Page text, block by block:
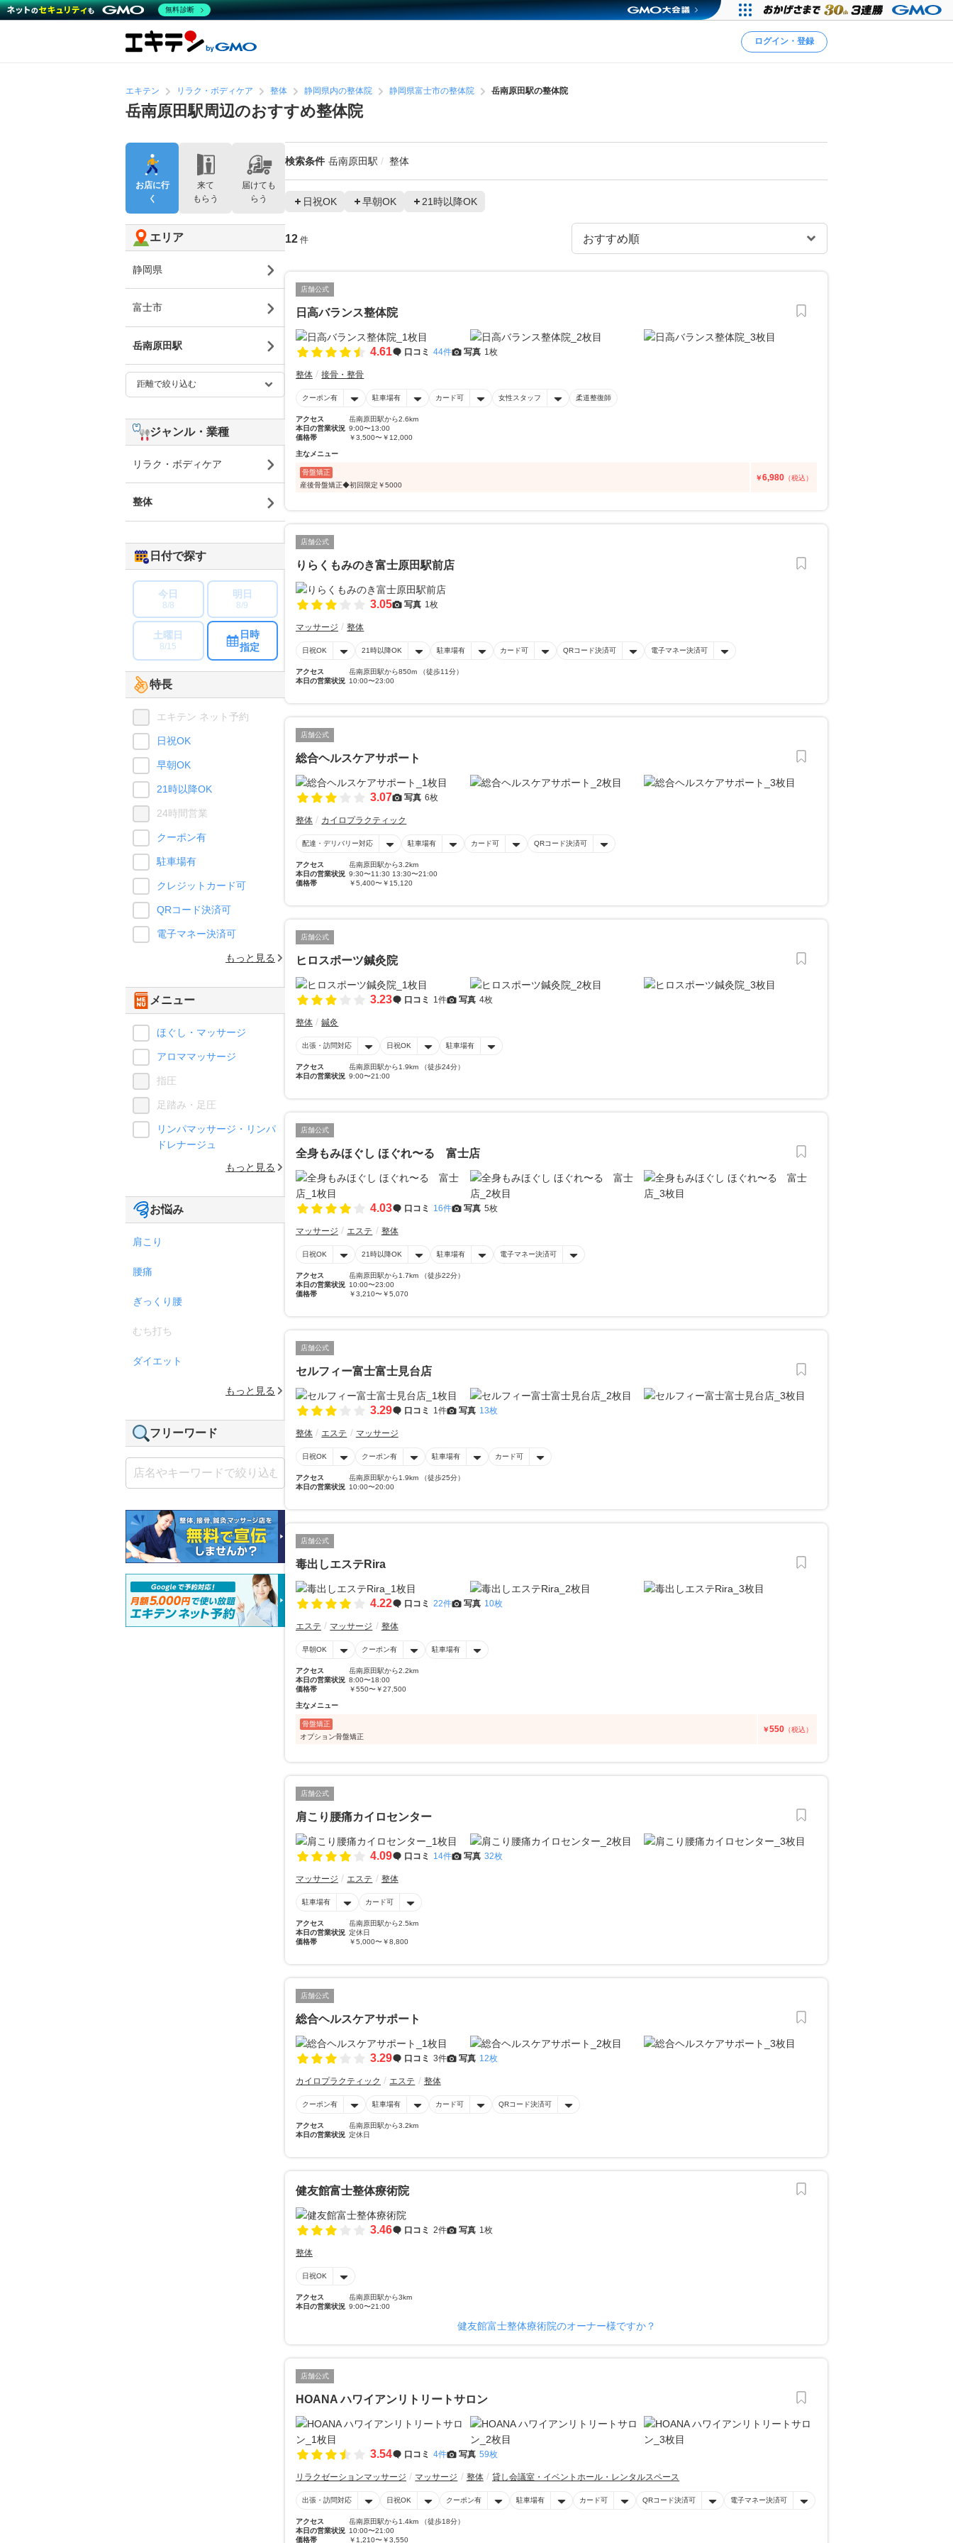
ログイン・登録
エキテン リラク・ボディケア 整体 静岡県内の整体院 静岡県富士市の整体院 岳南原田駅の整体院
岳南原田駅周辺のおすすめ整体院
検索条件 岳南原田駅 整体
日祝OK 早朝OK 21時以降OK
12 件
店舗公式
日高バランス整体院
4.61 口コミ 44件 写真 1枚
整体 接骨・整骨
クーポン有 駐車場有 カード可 女性スタッフ 柔道整復師
アクセス
岳南原田駅から2.6km
本日の営業状況 9:00〜13:00
価格帯
￥3,500〜￥12,000
主なメニュー
骨盤矯正
産後骨盤矯正◆初回限定￥5000
￥6,980 （税込）
店舗公式
りらくもみのき富士原田駅前店
3.05 写真 1枚
マッサージ 整体
日祝OK 21時以降OK 駐車場有 カード可 QRコード決済可 電子マネー決済可
アクセス
岳南原田駅から850m （徒歩11分）
本日の営業状況 10:00〜23:00
店舗公式
総合ヘルスケアサポート
3.07 写真 6枚
整体 カイロプラクティック
配達・デリバリー対応 駐車場有 カード可 QRコード決済可
アクセス
岳南原田駅から3.2km
本日の営業状況 9:30〜11:30 13:30〜21:00
価格帯
￥5,400〜￥15,120
店舗公式
ヒロスポーツ鍼灸院
3.23 口コミ 1件 写真 4枚
整体 鍼灸
出張・訪問対応 日祝OK 駐車場有
アクセス
岳南原田駅から1.9km （徒歩24分）
本日の営業状況 9:00〜21:00
店舗公式
全身もみほぐし ほぐれ〜る 富士店
4.03 口コミ 16件 写真 5枚
マッサージ エステ 整体
日祝OK 21時以降OK 駐車場有 電子マネー決済可
アクセス
岳南原田駅から1.7km （徒歩22分）
本日の営業状況 10:00〜23:00
価格帯
￥3,210〜￥5,070
店舗公式
セルフィー富士富士見台店
3.29 口コミ 1件 写真 13枚
整体 エステ マッサージ
日祝OK クーポン有 駐車場有 カード可
アクセス
岳南原田駅から1.9km （徒歩25分）
本日の営業状況 10:00〜20:00
店舗公式
毒出しエステRira
4.22 口コミ 22件 写真 10枚
エステ マッサージ 整体
早朝OK クーポン有 駐車場有
アクセス
岳南原田駅から2.2km
本日の営業状況 8:00〜18:00
価格帯
￥550〜￥27,500
主なメニュー
骨盤矯正
オプション骨盤矯正
￥550 （税込）
店舗公式
肩こり腰痛カイロセンター
4.09 口コミ 14件 写真 32枚
マッサージ エステ 整体
駐車場有 カード可
アクセス
岳南原田駅から2.5km
本日の営業状況 定休日
価格帯
￥5,000〜￥8,800
店舗公式
総合ヘルスケアサポート
3.29 口コミ 3件 写真 12枚
カイロプラクティック エステ 整体
クーポン有 駐車場有 カード可 QRコード決済可
アクセス
岳南原田駅から3.2km
本日の営業状況 定休日
健友館富士整体療術院
3.46 口コミ 2件 写真 1枚
整体
日祝OK
アクセス
岳南原田駅から3km
本日の営業状況 9:00〜21:00
健友館富士整体療術院のオーナー様ですか？
店舗公式
HOANA ハワイアンリトリートサロン
3.54 口コミ 4件 写真 59枚
リラクゼーションマッサージ マッサージ 整体 貸し会議室・イベントホール・レンタルスペース
出張・訪問対応 日祝OK クーポン有 駐車場有 カード可 QRコード決済可 電子マネー決済可
アクセス
岳南原田駅から1.4km （徒歩18分）
本日の営業状況 10:00〜21:00
価格帯
￥1,210〜￥3,550
お店に行
く
来て
もらう
届けても
らう
エリア
静岡県
富士市
岳南原田駅
ジャンル・業種
リラク・ボディケア
整体
日付で探す
今日
8/8
明日
8/9
土曜日
8/15
日時
指定
特長
エキテン ネット予約
日祝OK
早朝OK
21時以降OK
24時間営業
クーポン有
駐車場有
クレジットカード可
QRコード決済可
電子マネー決済可
もっと見る
メニュー
ほぐし・マッサージ
アロママッサージ
指圧
足踏み・足圧
リンパマッサージ・リンパ
ドレナージュ
もっと見る
お悩み
肩こり
腰痛
ぎっくり腰
むち打ち
ダイエット
もっと見る
フリーワード
無料診断